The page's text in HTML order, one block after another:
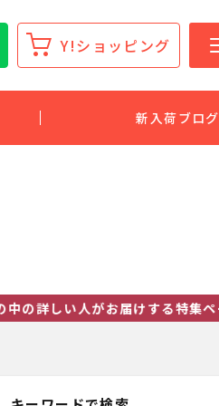
Y!ショッピング
新入荷ブログ
人がお届けする特集ページです